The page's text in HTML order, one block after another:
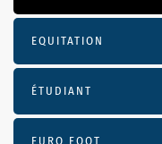
EQUITATION
ÉTUDIANT
EURO FOOT